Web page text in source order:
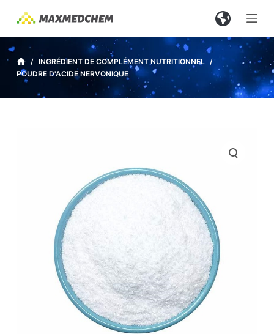
s
s
e
/ INGRÉDIENT DE COMPLÉMENT NUTRITIONNEL /
POUDRE D'ACIDE NERVONIQUE